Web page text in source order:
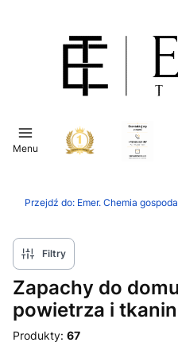
Menu
Przejdź do: Emer. Chemia gospodarcza z
Filtry
Zapachy do
powietrza i tkanin
Produkty: 67